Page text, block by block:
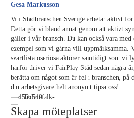
Gesa Markusson
Vi i Städbranschen Sverige arbetar aktivt för
Detta gör vi bland annat genom att aktivt
gäller i vår bransch. Du kan också vara med
exempel som vi gärna vill uppmärksamma.
svartlista oseriösa aktörer samtidigt som vi
härför driver vi FairPlay Städ sedan några
berätta om något som är fel i branschen, på
din arbetsgivare helt anonymt tipsa oss!
Skapa möteplatser